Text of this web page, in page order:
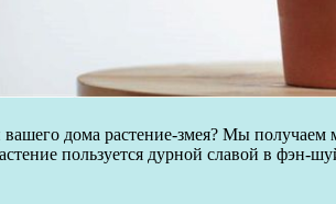
дома растение-змея? Мы
пользуется дурной славой в фэн-